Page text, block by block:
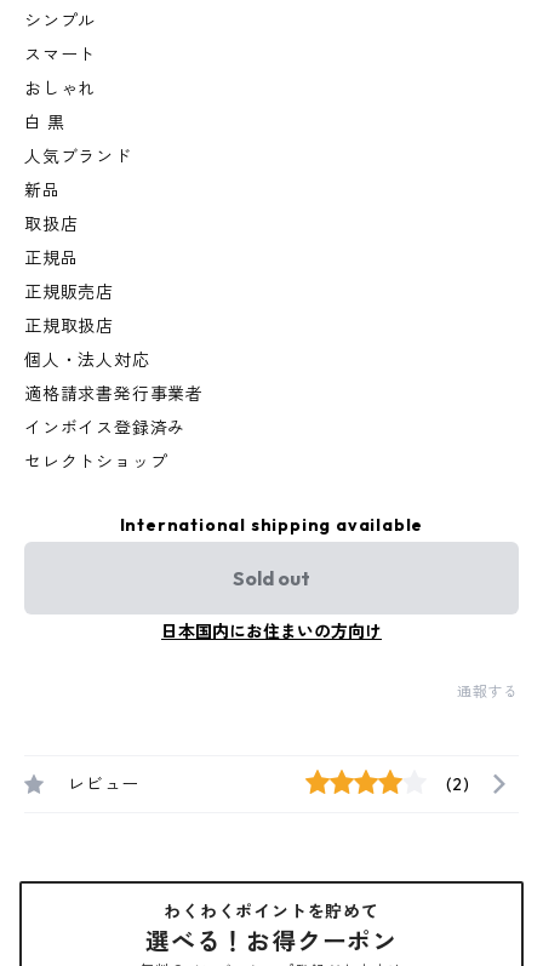
シンプル
スマート
おしゃれ
白 黒
人気ブランド
新品
取扱店
正規品
正規販売店
正規取扱店
個人・法人対応
適格請求書発行事業者
インボイス登録済み
セレクトショップ
International shipping available
Sold out
日本国内にお住まいの方向け
通報する
レビュー (2)
わくわくポイントを貯めて
選べる！お得クーポン